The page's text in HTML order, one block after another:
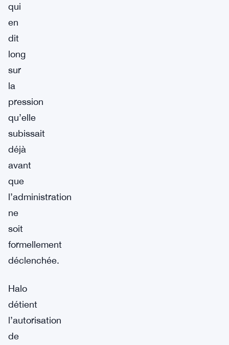
qui
en
dit
long
sur
la
pression
qu’elle
subissait
déjà
avant
que
l’administration
ne
soit
formellement
déclenchée.
Halo
détient
l’autorisation
de